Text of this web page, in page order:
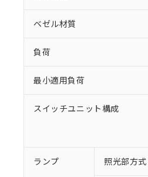
ベゼル材質
負荷
最小適用負荷
スイッチユニット構成
ランプ 照光部方式